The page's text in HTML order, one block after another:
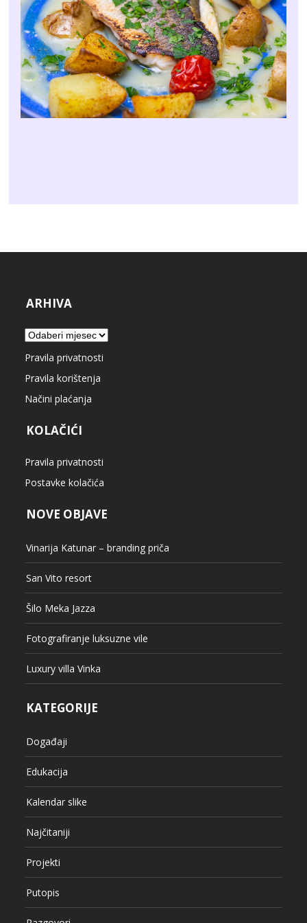
ARHIVA
Arhiva
Pravila privatnosti
Pravila korištenja
Načini plaćanja
KOLAČIĆI
Pravila privatnosti
Postavke kolačića
NOVE OBJAVE
Vinarija Katunar – branding priča
San Vito resort
Šilo Meka Jazza
Fotografiranje luksuzne vile
Luxury villa Vinka
KATEGORIJE
Događaji
Edukacija
Kalendar slike
Najčitaniji
Projekti
Putopis